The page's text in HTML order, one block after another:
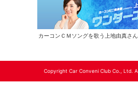
カーコンＣＭソングを歌う上地由真さん
Copyright Car Conveni Club Co., Ltd.